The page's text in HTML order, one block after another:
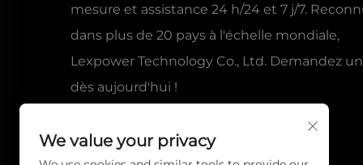
mesure et assistance 24 h/24 et 7 j/7.
dans plus de 20 pays à l'échelle mondiale,
Lexpower Technology Co., Ltd. Demandez
dès aujourd'hui !
We value your privacy